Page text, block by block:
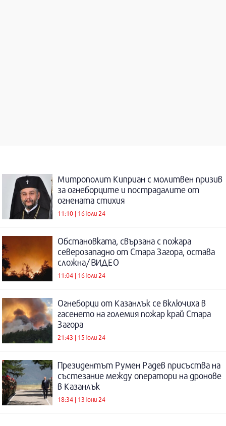
Митрополит Киприан с молитвен призив
за огнеборците и пострадалите от
огнената стихия
11:10 | 16 юли 24
Обстановката, свързана с пожара
северозападно от Стара Загора, остава
сложна/ ВИДЕО
11:04 | 16 юли 24
Огнеборци от Казанлък се включиха в
гасенето на големия пожар край Стара
Загора
21:43 | 15 юли 24
Президентът Румен Радев присъства на
състезание между оператори на дронове
в Казанлък
18:34 | 13 юни 24